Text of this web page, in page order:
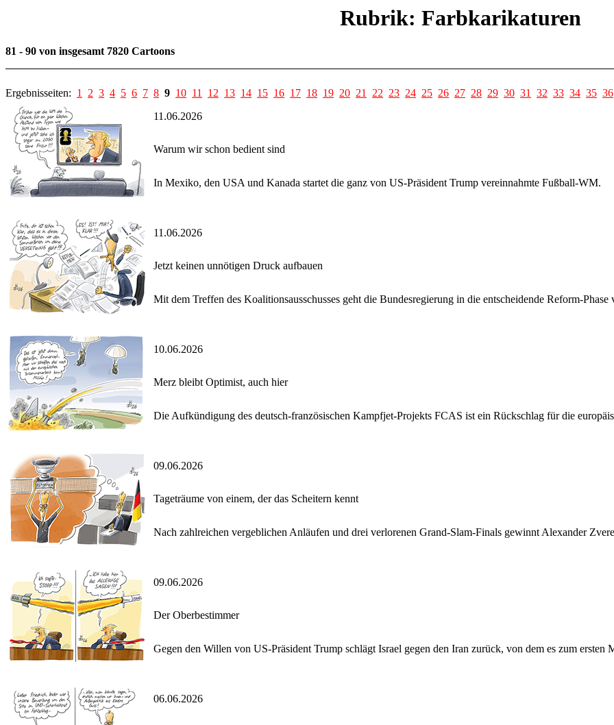
Rubrik: Farbkarikaturen
81 - 90 von insgesamt 7820 Cartoons
Ergebnisseiten: 1 2 3 4 5 6 7 8 9 10 11 12 13 14 15 16 17 18 19 20 21 22 23 24 25 26 27 28 29 30 31 32 33 34 35 36
11.06.2026
Warum wir schon bedient sind
In Mexiko, den USA und Kanada startet die ganz von US-Präsident Trump vereinnahmte Fußball-WM.
11.06.2026
Jetzt keinen unnötigen Druck aufbauen
Mit dem Treffen des Koalitionsausschusses geht die Bundesregierung in die entscheidende Reform-Phase
10.06.2026
Merz bleibt Optimist, auch hier
Die Aufkündigung des deutsch-französischen Kampfjet-Projekts FCAS ist ein Rückschlag für die
09.06.2026
Tageträume von einem, der das Scheitern kennt
Nach zahlreichen vergeblichen Anläufen und drei verlorenen Grand-Slam-Finals gewinnt Alexander
09.06.2026
Der Oberbestimmer
Gegen den Willen von US-Präsident Trump schlägt Israel gegen den Iran zurück, von dem es zum
06.06.2026